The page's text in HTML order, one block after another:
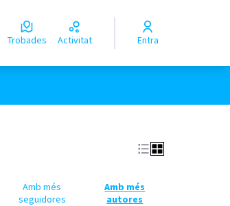
Trobades Activitat Entra
Amb més
seguidores
Amb més
autores